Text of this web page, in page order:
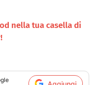
nella tua casella di